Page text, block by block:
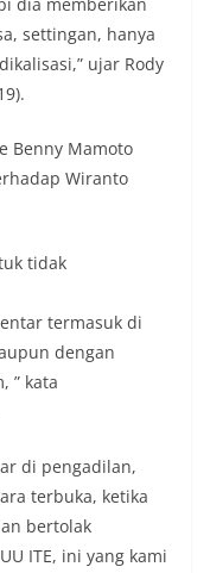
dia memberikan
settingan, hanya
ujar Rody
Benny Mamoto
Wiranto
tidak
termasuk di
dengan
” kata
di pengadilan,
terbuka, ketika
bertolak
ITE, ini yang kami